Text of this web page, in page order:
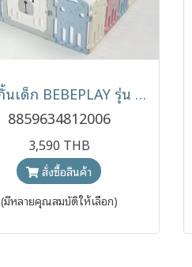
คอกกั้นเด็ก BEBEPLAY รุ่น Hug Bear เกาหลี พรีเมียม (0m+)
8859634812006
3,590 THB
สั่งซื้อสินค้า
(มีหลายคุณสมบัติให้เลือก)